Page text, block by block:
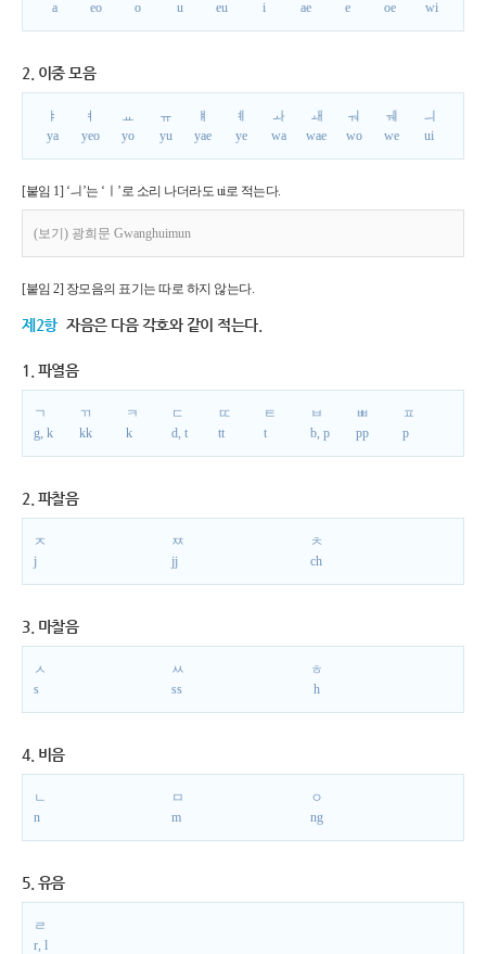
a
eo
o
u
eu
i
ae
e
oe
wi
2. 이중 모음
ㅑ
ya
ㅕ
yeo
ㅛ
yo
ㅠ
yu
ㅒ
yae
ㅖ
ye
ㅘ
wa
ㅙ
wae
ㅝ
wo
ㅞ
we
ㅢ
ui
[붙임 1] ‘ㅢ’는 ‘ㅣ’로 소리 나더라도 ui로 적는다.
(보기) 광희문 Gwanghuimun
[붙임 2] 장모음의 표기는 따로 하지 않는다.
제2항 자음은 다음 각호와 같이 적는다.
1. 파열음
ㄱ
g, k
ㄲ
kk
ㅋ
k
ㄷ
d, t
ㄸ
tt
ㅌ
t
ㅂ
b, p
ㅃ
pp
ㅍ
p
2. 파찰음
ㅈ
j
ㅉ
jj
ㅊ
ch
3. 마찰음
ㅅ
s
ㅆ
ss
ㅎ
h
4. 비음
ㄴ
n
ㅁ
m
ㅇ
ng
5. 유음
ㄹ
r, l